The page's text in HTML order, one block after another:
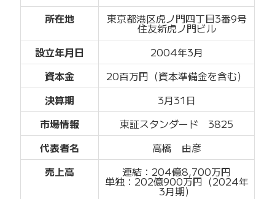
所在地
東京都港区虎ノ門四丁目3番9号
住友新虎ノ門ビル
設立年月日
2004年3月
資本金
20百万円（資本準備金を含む）
決算期
3月31日
市場情報
東証スタンダード 3825
代表者名
高橋 由彦
売上高
連結：204億8,700万円
単独：202億900万円（2024年
3月期）